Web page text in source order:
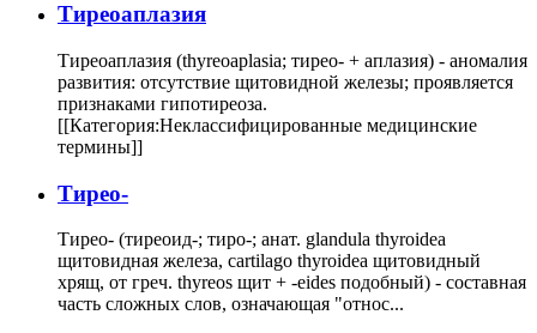
Тиреоаплазия
Тиреоаплазия (thyreoaplasia; тирео- + аплазия) - аномалия
развития: отсутствие щитовидной железы; проявляется
признаками гипотиреоза.
[[Категория:Неклассифицированные медицинские
термины]]
Тирео-
Тирео- (тиреоид-; тиро-; анат. glandula thyroidea
щитовидная железа, cartilago thyroidea щитовидный
хрящ, от греч. thyreos щит + -eides подобный) - составная
часть сложных слов, означающая "относ...